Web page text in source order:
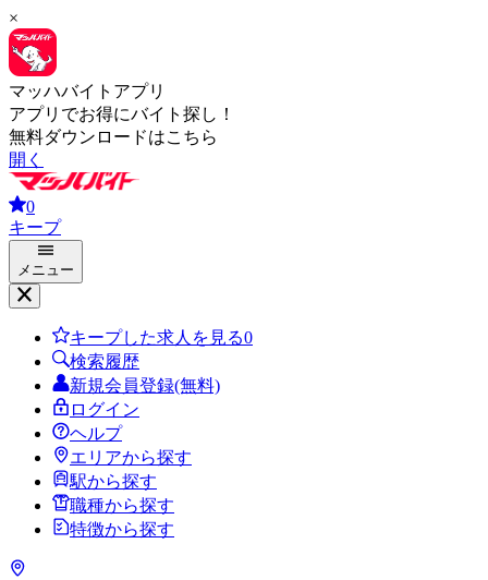
×
マッハバイトアプリ
アプリでお得にバイト探し！
無料ダウンロードはこちら
開く
0
キープ
メニュー
キープした求人を見る0
検索履歴
新規会員登録(無料)
ログイン
ヘルプ
エリアから探す
駅から探す
職種から探す
特徴から探す